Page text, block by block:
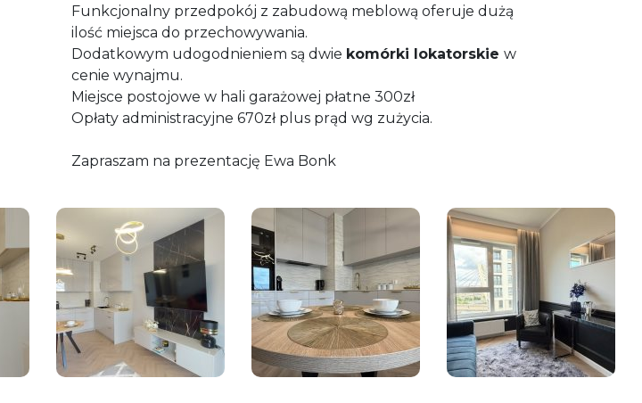
Funkcjonalny przedpokój z zabudową meblową oferuje dużą
ilość miejsca do przechowywania.
Dodatkowym udogodnieniem są dwie komórki lokatorskie w
cenie wynajmu.
Miejsce postojowe w hali garażowej płatne 300zł
Opłaty administracyjne 670zł plus prąd wg zużycia.
Zapraszam na prezentację Ewa Bonk